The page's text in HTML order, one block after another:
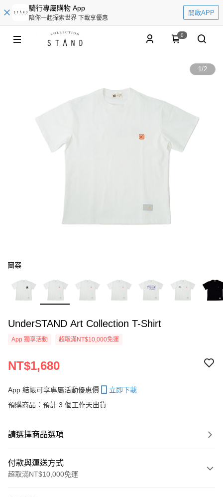
騎行專屬購物 App
陪你一起探索世界 下載享優惠
開啟APP
0
1/2
圖案
UnderSTAND Art Collection T-Shirt
App 獨享活動 超取滿NT$10,000免運
NT$1,680
App 結帳可享專屬活動優惠價
立即下載
預購商品：預計 3 個工作天出貨
請選擇商品選項
付款與運送方式
超取滿NT$10,000免運